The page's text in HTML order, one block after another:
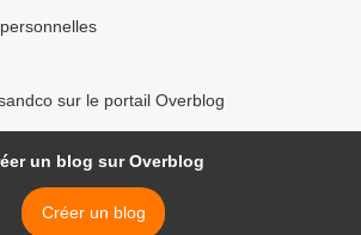
sur le portail Overblog
un blog sur Overblog
Créer un blog